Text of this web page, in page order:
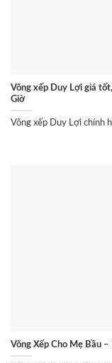
Võng xếp Duy Lợi giá
Giờ
Võng xếp Duy Lợi chính
Võng Xếp Cho Mẹ Bầu